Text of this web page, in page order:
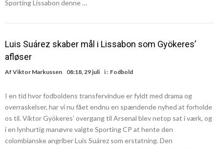
Sporting Lissabon denne …
Luis Suárez skaber mål i Lissabon som Gyökeres’
afløser
Af Viktor Markussen 08:18, 29 juli i : Fodbold
I en tid hvor fodboldens transfervindue er fyldt med drama og
overraskelser, har vi nu fået endnu en spændende nyhed at forholde
os til. Viktor Gyökeres’ overgang til Arsenal blev netop sat i værk, og
i en lynhurtig manøvre valgte Sporting CP at hente den
colombianske angriber Luis Suárez som erstatning. Den